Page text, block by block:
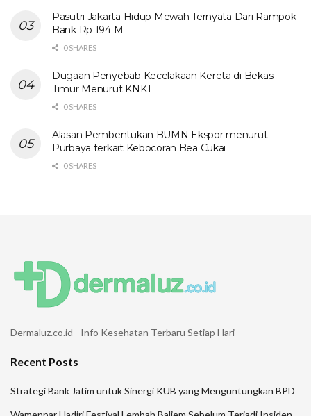
Pasutri Jakarta Hidup Mewah Ternyata Dari Rampok
Bank Rp 194 M
0 SHARES
Dugaan Penyebab Kecelakaan Kereta di Bekasi
Timur Menurut KNKT
0 SHARES
Alasan Pembentukan BUMN Ekspor menurut
Purbaya terkait Kebocoran Bea Cukai
0 SHARES
Dermaluz.co.id - Info Kesehatan Terbaru Setiap Hari
Recent Posts
Strategi Bank Jatim untuk Sinergi KUB yang Menguntungkan BPD